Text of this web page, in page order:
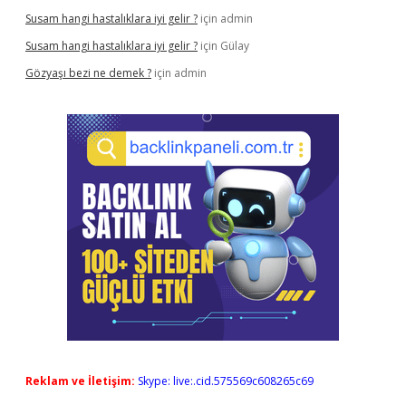
Susam hangi hastalıklara iyi gelir ? için admin
Susam hangi hastalıklara iyi gelir ? için Gülay
Gözyaşı bezi ne demek ? için admin
Reklam ve İletişim: Skype: live:.cid.575569c608265c69